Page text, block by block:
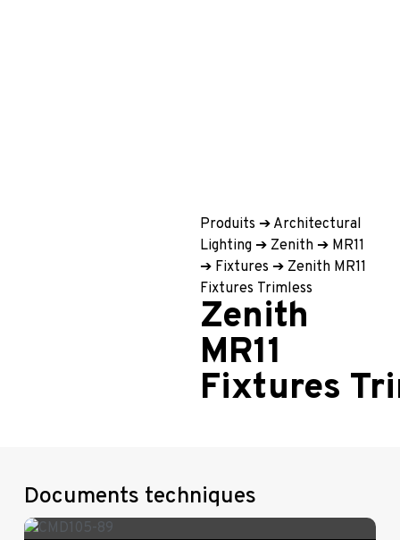
Produits ➔ Architectural
Lighting ➔ Zenith ➔ MR11
➔ Fixtures ➔ Zenith MR11
Fixtures Trimless
Zenith
MR11
Fixtures
Documents techniques